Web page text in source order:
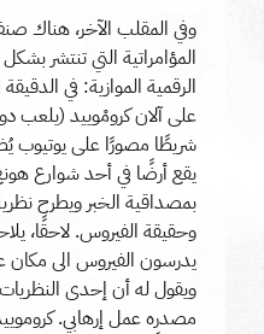
وفي المقلب الآخر، هناك
المؤامراتية التي تنتشر
الرقمية الموازية: في
على آلان كرومْوييد (يلعب
شريطًا مصورًا على يوتيوب
يقع أرضًا في أحد شوارع
بمصداقية الخبر ويطرح
وحقيقة الفيروس. لاحقًا،
يدرسون الفيروس الى مكان
ويقول له أن إحدى النظريات
مصدره عمل إرهابي.